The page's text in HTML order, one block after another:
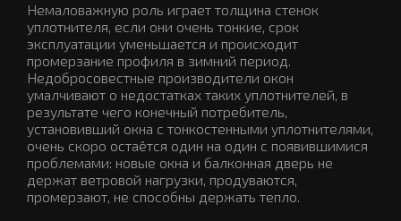
Немаловажную роль играет толщина стенок
уплотнителя, если они очень тонкие, срок
эксплуатации уменьшается и происходит
промерзание профиля в зимний период.
Недобросовестные производители окон
умалчивают о недостатках таких уплотнителей, в
результате чего конечный потребитель,
установивший окна с тонкостенными уплотнителями,
очень скоро остаётся один на один с появившимися
проблемами: новые окна и балконная дверь не
держат ветровой нагрузки, продуваются,
промерзают, не способны держать тепло.